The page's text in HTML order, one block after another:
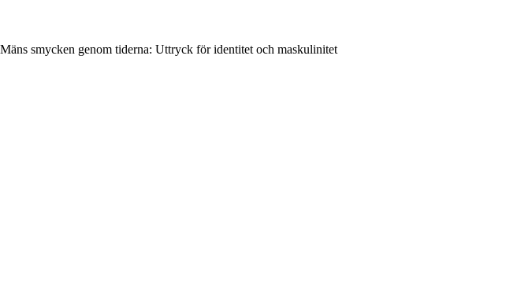
Mäns smycken genom tiderna: Uttryck för identitet och maskulinitet